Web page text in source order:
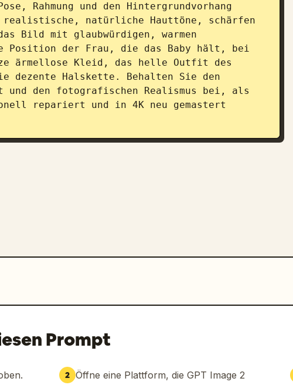
Rahmung und den Hintergrundvorhang
realistische, natürliche Hauttöne, schärfen
Bild mit glaubwürdigen, warmen
Position der Frau, die das Baby hält, bei
ärmellose Kleid, das helle Outfit des
dezente Halskette. Behalten Sie den
und den fotografischen Realismus bei, als
repariert und in 4K neu gemastert
Prompt
2 Öffne eine Plattform, die GPT Image 2